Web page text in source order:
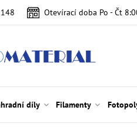
Otevírací doba Po - Čt
díly Filamenty